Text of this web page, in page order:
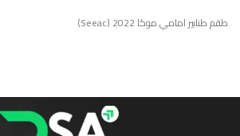
طقم طنابير امامي موكا 2022 (Seeac)